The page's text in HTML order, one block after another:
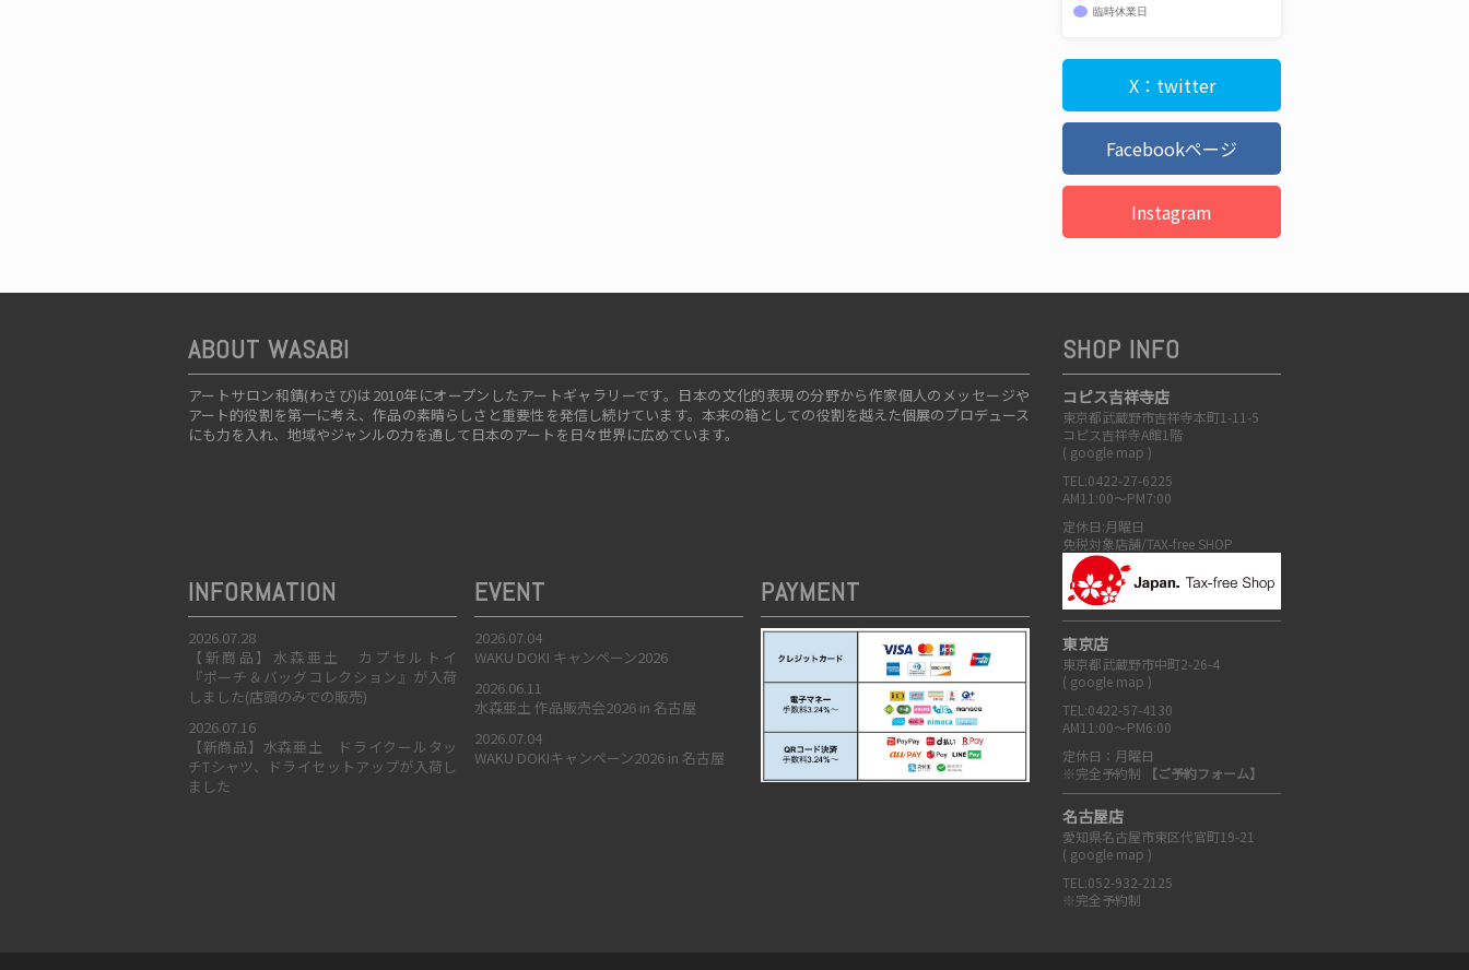
臨時休業日
X：twitter
Facebookページ
Instagram
ABOUT WASABI
アートサロン和錆(わさび)は2010年にオープンしたアートギャラリーです。日本の文化的表現の分野から作家個人のメッセージや
アート的役割を第一に考え、作品の素晴らしさと重要性を発信し続けています。本来の箱としての役割を越えた個展のプロデュース
にも力を入れ、地域やジャンルの力を通して日本のアートを日々世界に広めています。
INFORMATION
2026.07.28
【新商品】水森亜土 カプセルトイ
『ポーチ＆バッグコレクション』が入荷
しました(店頭のみでの販売)
2026.07.16
【新商品】水森亜土 ドライクールタッ
チTシャツ、ドライセットアップが入荷し
ました
EVENT
2026.07.04
WAKU DOKI キャンペーン2026
2026.06.11
水森亜土 作品販売会2026 in 名古屋
2026.07.04
WAKU DOKIキャンペーン2026 in 名古屋
PAYMENT
SHOP INFO
コピス吉祥寺店
東京都武蔵野市吉祥寺本町1-11-5
コピス吉祥寺A館1階
( google map )
TEL:0422-27-6225
AM11:00～PM7:00
定休日:月曜日
免税対象店舗/TAX-free SHOP
東京店
東京都武蔵野市中町2-26-4
( google map )
TEL:0422-57-4130
AM11:00～PM6:00
定休日：月曜日
※完全予約制
【ご予約フォーム】
名古屋店
愛知県名古屋市東区代官町19-21
( google map )
TEL:052-932-2125
※完全予約制